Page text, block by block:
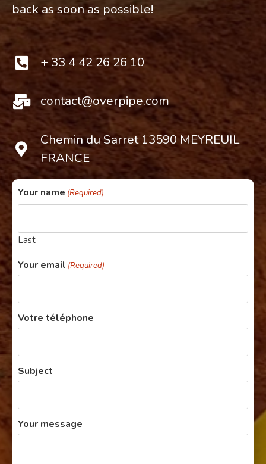
back as soon as possible!
+ 33 4 42 26 26 10
contact@overpipe.com
Chemin du Sarret 13590 MEYREUIL
FRANCE
Your name (Required)
Last
Your email (Required)
Votre téléphone
Subject
Your message